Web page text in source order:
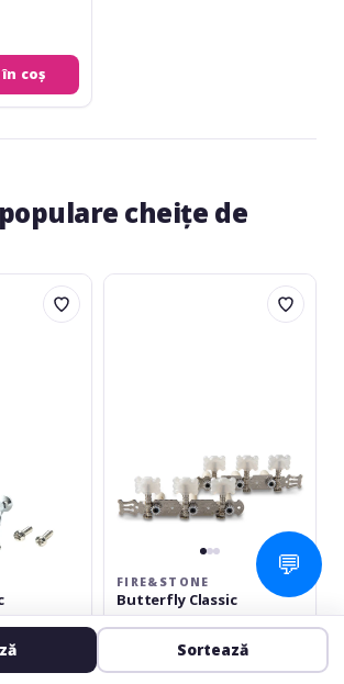
coș
cheițe de
Fire&Stone
FIRE&STONE
Butterfly Classic
Set chei chitară
5.0(2)
în stoc
Sortează
💬